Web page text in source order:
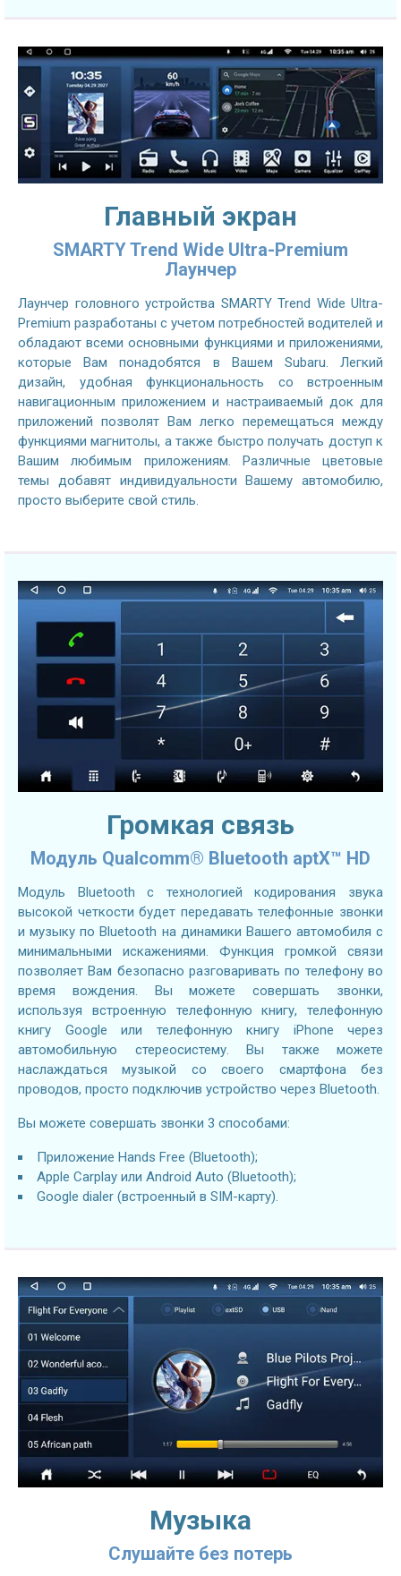
Главный экран
SMARTY Trend Wide Ultra-Premium
Лаунчер
Лаунчер головного устройства SMARTY Trend Wide Ultra-
Premium разработаны с учетом потребностей водителей и
обладают всеми основными функциями и приложениями,
которые Вам понадобятся в Вашем Subaru. Легкий
дизайн, удобная функциональность со встроенным
навигационным приложением и настраиваемый док для
приложений позволят Вам легко перемещаться между
функциями магнитолы, а также быстро получать доступ к
Вашим любимым приложениям. Различные цветовые
темы добавят индивидуальности Вашему автомобилю,
просто выберите свой стиль.
Громкая связь
Модуль Qualcomm® Bluetooth aptX™ HD
Модуль Bluetooth с технологией кодирования звука
высокой четкости будет передавать телефонные звонки
и музыку по Bluetooth на динамики Вашего автомобиля с
минимальными искажениями. Функция громкой связи
позволяет Вам безопасно разговаривать по телефону во
время вождения. Вы можете совершать звонки,
используя встроенную телефонную книгу, телефонную
книгу Google или телефонную книгу iPhone через
автомобильную стереосистему. Вы также можете
наслаждаться музыкой со своего смартфона без
проводов, просто подключив устройство через Bluetooth.
Вы можете совершать звонки 3 способами:
Приложение Hands Free (Bluetooth);
Apple Carplay или Android Auto (Bluetooth);
Google dialer (встроенный в SIM-карту).
Музыка
Слушайте без потерь